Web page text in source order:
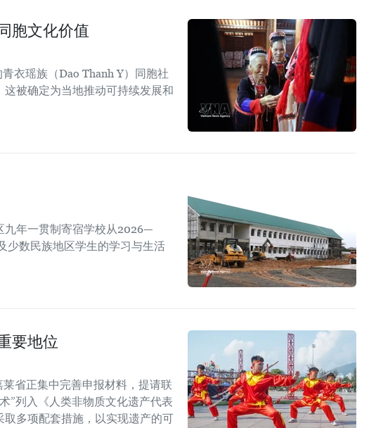
胞文化价值
衣瑶族（Dao Thanh Y）同胞社
被确定为当地推动可持续发展和
九年一贯制寄宿学校从2026—
少数民族地区学生的学习与生活
要地位
省正集中完善申报材料，提请联
”列入《人类非物质文化遗产代表
多项配套措施，以实现遗产的可